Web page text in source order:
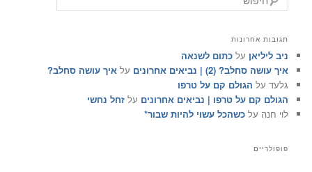
י
ותגובות אחרונות
ניב ליליאן עלכתום לשנאה
איך עושה סחלב? (2) | נביאים אחרונים
עלאיך עושה סחלב?
גלעד על הגולם קם על טרפו
הגולם קם על טרפו | נביאים אחרונים עלזחל נחשי
לוי חנה עלכשהכל עשוי להיות שבור*
פופולריים